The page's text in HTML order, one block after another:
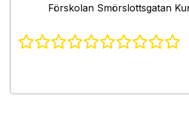
Förskolan Smörslottsgatan